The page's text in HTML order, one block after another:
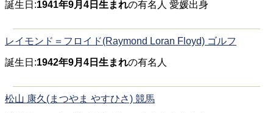
誕生日:1941年9月4日生まれの有名人 愛媛出身
レイモンド＝フロイド(Raymond Loran Floyd) ゴルフ
誕生日:1942年9月4日生まれの有名人
松山 康久(まつやま やすひさ) 競馬